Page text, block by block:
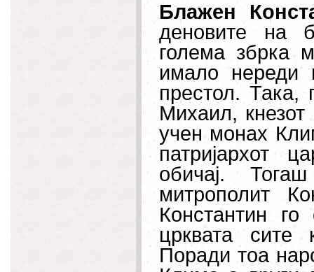
Блажен
деновите на
голема збрка
имало нереди
престол. Така,
Михаил, кнезот
учен монах
патријархот
обичај.
митрополит
Константин
црквата сите
Поради тоа